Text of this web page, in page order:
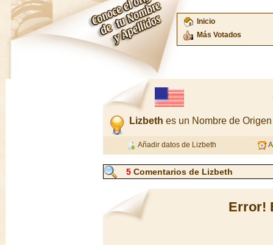
Inicio
Más Votados
Lizbeth es un Nombre de
Añadir datos de Lizbeth
5 Comentarios de Lizbeth
Error!